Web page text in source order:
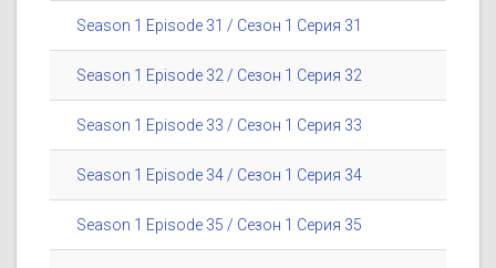
Season 1 Episode 31 / Сезон 1 Серия 31
Season 1 Episode 32 / Сезон 1 Серия 32
Season 1 Episode 33 / Сезон 1 Серия 33
Season 1 Episode 34 / Сезон 1 Серия 34
Season 1 Episode 35 / Сезон 1 Серия 35